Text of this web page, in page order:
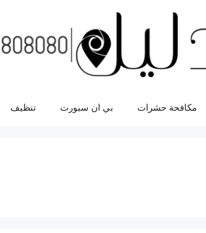
مكافحة حشرات بي ان سبورت تنظيف